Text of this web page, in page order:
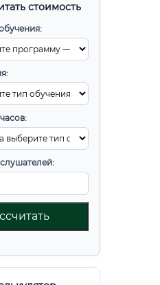
стоимость